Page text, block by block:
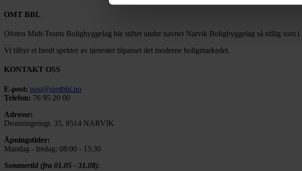
OMT BBL
Ofoten Midt-Troms Boligbyggelag ble stiftet under navnet Narvik Boligbyggelag så tidlig som i
Vi tilbyr et bredt spekter av tjenester tilpasset det moderne boligmarkedet.
KONTAKT OSS
E-post: post@omtbbl.no
Telefon: 76 95 20 00
Adresse:
Dronningensgt. 35, 8514 NARVIK
Åpningstider:
Mandag - fredag: 08:00 - 15:30
Sommertid (fra 01.05 - 31.08):